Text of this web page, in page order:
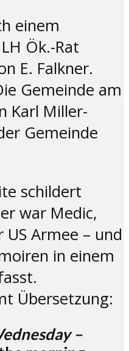
einem
Ök.-Rat
E. Falkner.
Gemeinde am
Karl Miller-
Gemeinde
schildert
war Medic,
Armee – und
in einem
Übersetzung:
–